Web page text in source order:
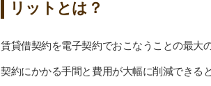
リットとは？
賃貸借契約を電子契約でおこなうことの最大
契約にかかる手間と費用が大幅に削減できる